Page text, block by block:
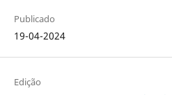
Publicado
19-04-2024
Edição